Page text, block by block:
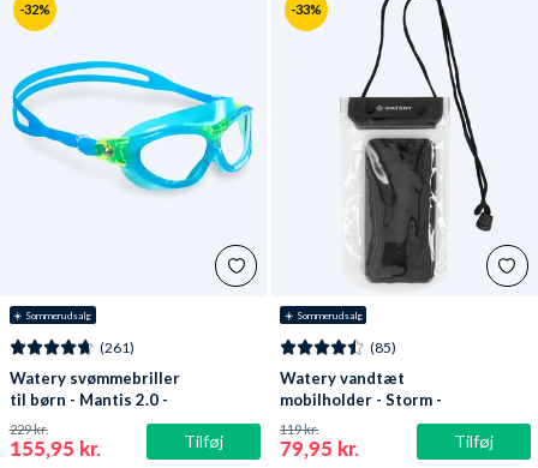
-32%
☀️ Sommerudsalg
Tilføj
(261)
Watery svømmebriller
til børn - Mantis 2.0 -
Atlantic Blå/klar
155,95 kr.
229 kr.
-33%
☀️ Sommerudsalg
Tilføj
(85)
Watery vandtæt
mobilholder - Storm -
Sort
79,95 kr.
119 kr.